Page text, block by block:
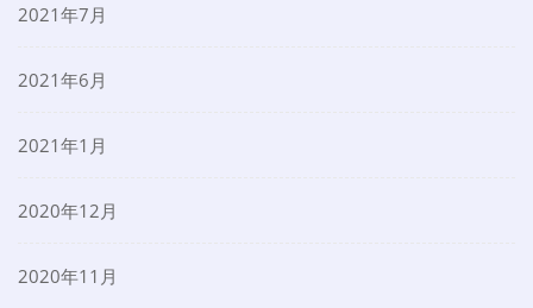
2021年7月
2021年6月
2021年1月
2020年12月
2020年11月